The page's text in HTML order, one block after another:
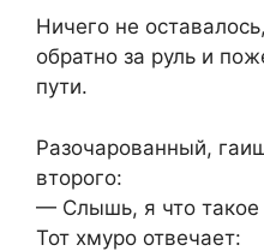
Ничего не
обратно за руль и
пути.
Разочарованный,
второго:
— Слышь, я что такое
Тот хмуро отвечает: